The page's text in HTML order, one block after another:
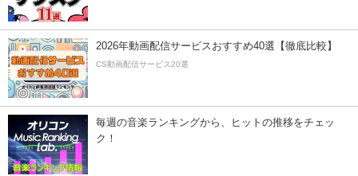
2026年動画配信サービスおすすめ40選【徹底比較】
CS動画配信サービス20選
毎週の音楽ランキングから、ヒットの推移をチェッ
ク！